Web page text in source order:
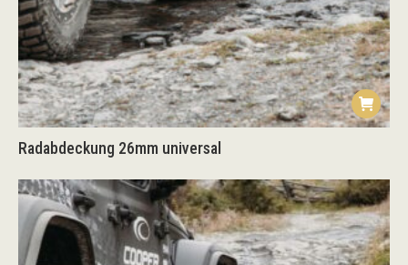
Radabdeckung 26mm universal